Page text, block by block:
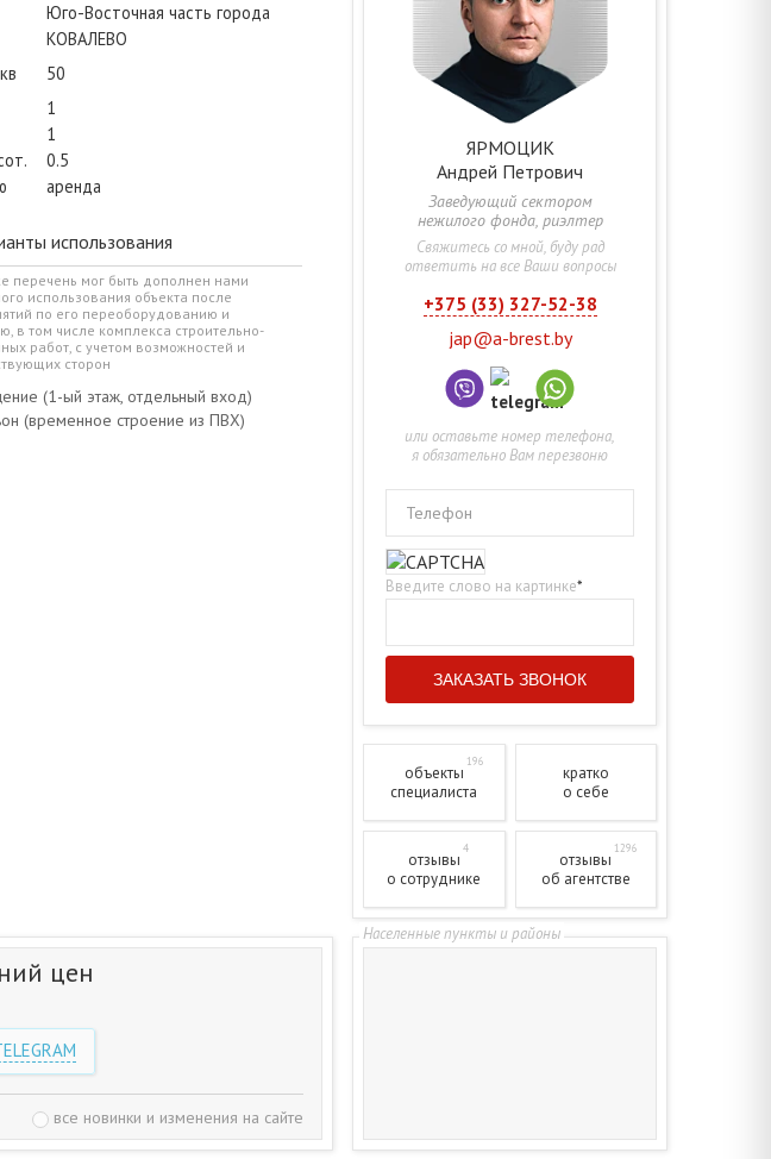
Юго-Восточная часть города
КОВАЛЕВО
50
1
1
0.5
аренда
использования
перечень мог быть дополнен нами
использования объекта после
по его переоборудованию и
в том числе комплекса строительно-
работ, с учетом возможностей и
сторон
(1-ый этаж, отдельный вход)
(временное строение из ПВХ)
ЯРМОЦИК
Андрей Петрович
Заведующий сектором
нежилого фонда, риэлтер
Свяжитесь со мной, буду рад
ответить на все Ваши вопросы
+375 (33) 327-52-38
jap@a-brest.by
или оставьте номер телефона,
я обязательно Вам перезвоню
Телефон
Введите слово на картинке*
объекты
196
специалиста
кратко
о себе
отзывы
4
о сотруднике
отзывы
1296
об агентстве
цен
все новинки и изменения на сайте